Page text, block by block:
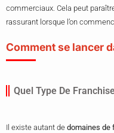
commerciaux. Cela peut
rassurant lorsque l’on
Comment se lancer
Quel Type De
Il existe autant de domaines de